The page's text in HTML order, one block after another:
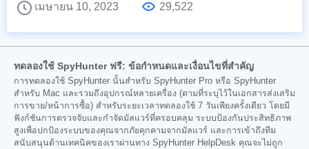
เมษายน 10, 2023
29,522
ทดลองใช้ SpyHunter ฟรี: ข้อกำหนดและเงื่อนไขที่สำคัญ
การทดลองใช้ SpyHunter นั้นสำหรับ SpyHunter Pro หรือ SpyHunter
สำหรับ Mac และรวมถึงอุปกรณ์หลายเครื่อง (ตามที่ระบุไว้ในเอกสารส่งเสริม
การขาย/หน้าการซื้อ) สำหรับระยะเวลาทดลองใช้ 7 วันเพียงครั้งเดียว โดยมี
ฟังก์ชันการตรวจจับและกำจัดมัลแวร์ที่ครอบคลุม ระบบป้องกันประสิทธิภาพ
สูงเพื่อปกป้องระบบของคุณจากภัยคุกคามจากมัลแวร์ และการเข้าถึงทีม
สนับสนุนด้านเทคนิคของเราผ่านทาง SpyHunter HelpDesk คุณจะไม่ถูก